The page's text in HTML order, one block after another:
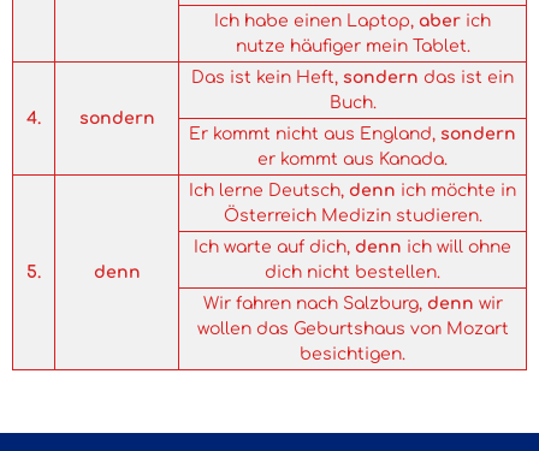
Ich habe einen Laptop, aber ich
nutze häufiger mein Tablet.
4. sondern
Das ist kein Heft, sondern das ist ein
Buch.
Er kommt nicht aus England, sondern
er kommt aus Kanada.
5. denn
Ich lerne Deutsch, denn ich möchte in
Österreich Medizin studieren.
Ich warte auf dich, denn ich will ohne
dich nicht bestellen.
Wir fahren nach Salzburg, denn wir
wollen das Geburtshaus von Mozart
besichtigen.